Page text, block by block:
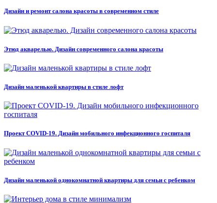
Дизайн и ремонт салона красоты в современном стиле
Этюд акварелью. Дизайн современного салона красоты
Дизайн маленькой квартиры в стиле лофт
Проект COVID-19. Дизайн мобильного инфекционного госпиталя
Дизайн маленькой однокомнатной квартиры для семьи с ребенком